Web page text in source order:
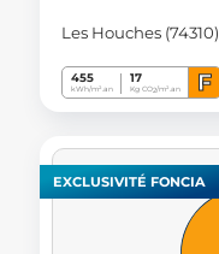
Les Houches (74310)
455
kWh/m².an
17
Kg CO2/m².an F
EXCLUSIVITÉ FONCIA